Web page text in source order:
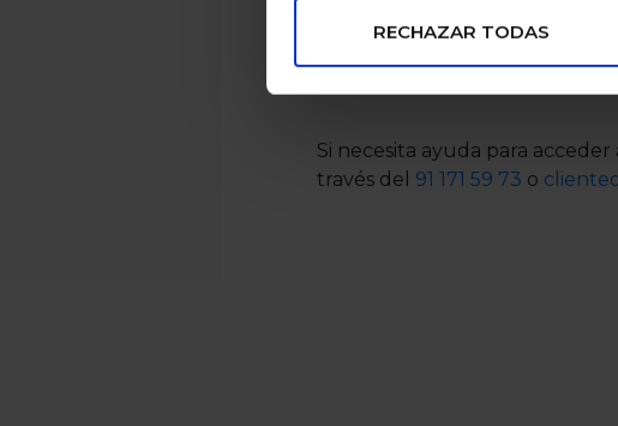
RECHAZAR TODAS
Si necesita ayuda para
través del 91 171 59 73 o